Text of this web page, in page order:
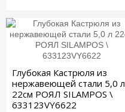
Глубокая Кастрюля из
нержавеющей стали 5,0 л
22см РОЯЛ SILAMPOS \
633123VY6622